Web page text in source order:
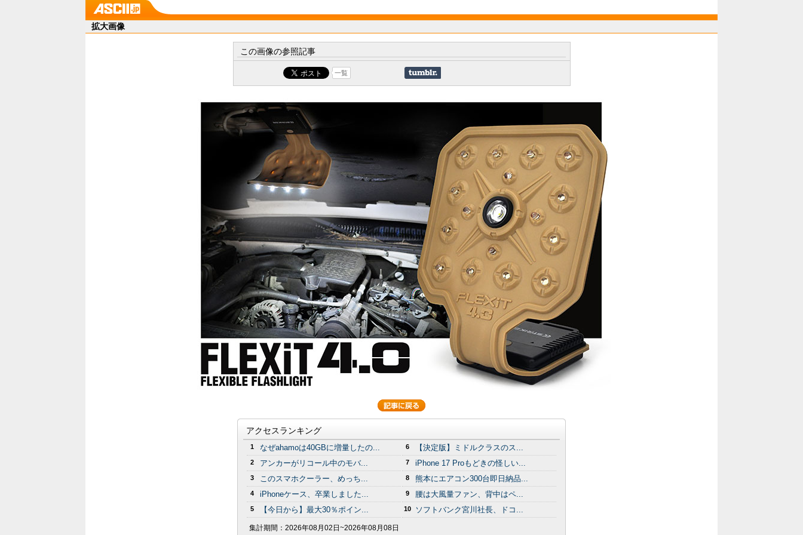
拡大画像
この画像の参照記事
一覧
アクセスランキング
1 なぜahamoは40GBに増量したの...
2 アンカーがリコール中のモバ...
3 このスマホクーラー、めっち...
4 iPhoneケース、卒業しました...
5 【今日から】最大30％ポイン...
6 【決定版】ミドルクラスのス...
7 iPhone 17 Proもどきの怪しい...
8 熊本にエアコン300台即日納品...
9 腰は大風量ファン、背中はペ...
10 ソフトバンク宮川社長、ドコ...
集計期間： 2026年08月02日~2026年08月08日